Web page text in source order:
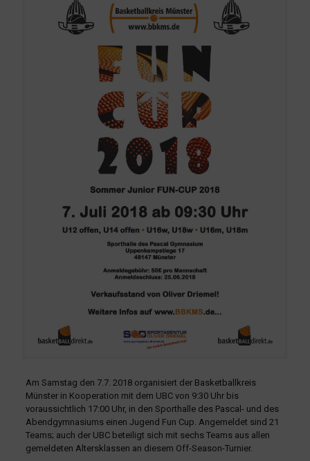
Am Samstag den 7.7. 2018 organisiert der Basketballkreis
Münster in Kooperation mit dem UBC von 9:30 Uhr bis
voraussichtlich 17:00 Uhr, in den Sporthalle des Pascal- und des
Abendgymnasiums einen Jugend Fun Cup. Angemeldet sind 21
Teams; auch der UBC beteiligt sich mit sechs Teams aus allen
gemeldeten Altersklassen an diesem Off-Season-Turnier.